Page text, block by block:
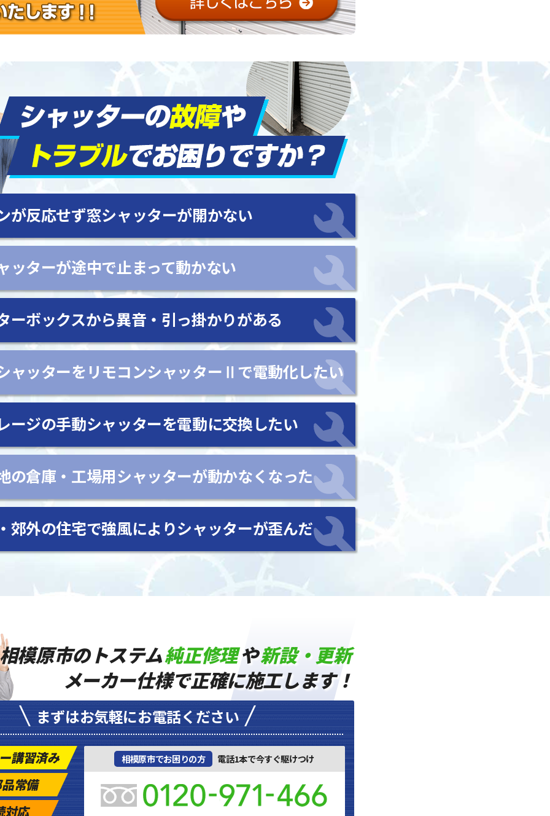
が反応せず窓シャッターが開かない
ッターが途中で止まって動かない
ーボックスから異音・引っ掛かりがある
ャッターをリモコンシャッターⅡで電動化したい
ージの手動シャッターを電動に交換したい
の倉庫・工場用シャッターが動かなくなった
郊外の住宅で強風によりシャッターが歪んだ
模原市のトステム純正修理や新設・更新
メーカー仕様で正確に施工します！
まずはお気軽にお電話ください
講習済み
常備
対応
相模原市でお困りの方 電話1本で今すぐ駆けつけ